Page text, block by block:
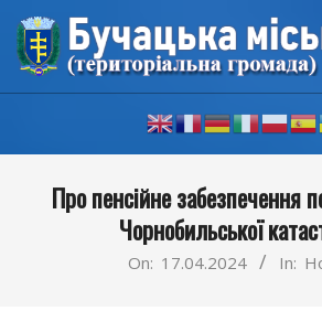
Skip
content
NavigationПро пенсійне забезпечення
Чорнобильської
On: 17.04.2024 In: